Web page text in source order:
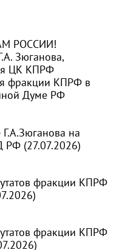
РОССИИ!
Зюганова,
ЦК КПРФ
фракции КПРФ в
Думе РФ
на
РФ (27.07.2026)
фракции КПРФ
фракции КПРФ